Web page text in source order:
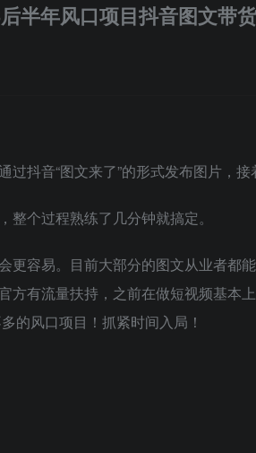
半年风口项目抖音图文带
抖音“图文来了”的形式发布图片，接
个过程熟练了几分钟就搞定。
容易。目前大部分的图文从业者都
有流量扶持，之前在做短视频基本
的风口项目！抓紧时间入局！